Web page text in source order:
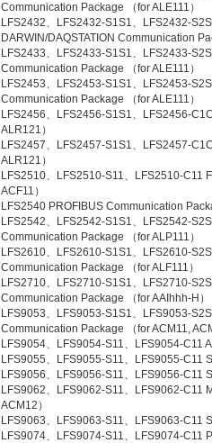
Communication Package （for ALE111）
LFS2432、LFS2432-S1S1、LFS2432-
DARWIN/DAQSTATION Communication
LFS2433、LFS2433-S1S1、LFS2433-
Communication Package （for ALE111）
LFS2453、LFS2453-S1S1、LFS2453-
Communication Package （for ALE111）
LFS2456、LFS2456-S1S1、LFS2456-
ALR121）
LFS2457、LFS2457-S1S1、LFS2457-
ALR121）
LFS2510、LFS2510-S11、LFS2510-C11
ACF11）
LFS2540 PROFIBUS Communication
LFS2542、LFS2542-S1S1、LFS2542-
Communication Package （for ALP111）
LFS2610、LFS2610-S1S1、LFS2610-
Communication Package （for ALF111）
LFS2710、LFS2710-S1S1、LFS2710-
Communication Package （for AAIhhh-H）
LFS9053、LFS9053-S1S1、LFS9053-
Communication Package （for ACM11,
LFS9054、LFS9054-S11、LFS9054-C11
LFS9055、LFS9055-S11、LFS9055-C11
LFS9056、LFS9056-S11、LFS9056-C11
LFS9062、LFS9062-S11、LFS9062-C11
ACM12）
LFS9063、LFS9063-S11、LFS9063-C11
LFS9074、LFS9074-S11、LFS9074-C11